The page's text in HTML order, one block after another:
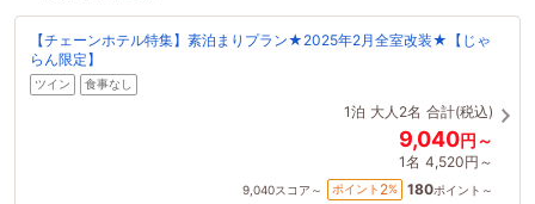
【チェーンホテル特集】素泊まりプラン★2025年2月全室改装★【じゃ
らん限定】
ツイン 食事なし
1泊 大人2名 合計(税込)
9,040円～
1名 4,520円～
9,040スコア～ ポイント 2% 180ポイント～